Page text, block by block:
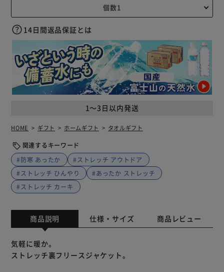
1～3日以内発送
14日間返品保証とは
HOME ギフト ホームギフト タオルギフト
関連するキーワード
#防寒 あったか
#ストレッチ アウトドア
#ストレッチ ひんやり
#あったか ストレッチ
#ストレッチ カーキ
商品説明 仕様・サイズ 商品レビュー
気軽に暖か。
ストレッチ裏フリースジャケット。